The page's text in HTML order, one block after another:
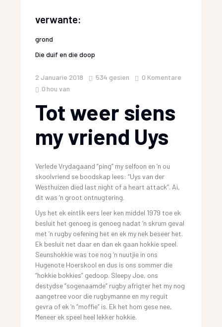
verwante:
grond
Die duif en die doop
2 Januarie 2018 534 gesien
0 Komentare
0 hou van
Tot weer siens
my vriend Uys
Verlede Vrydagaand “ping” my selfoon en ‘n ou
skoolvriend se boodskap lees: “Uys van der
Westhuizen died last night of a heart attack”. Ai,
dit was ‘n groot ontnugtering.
Uys het ek eintlik eers leer ken middel 1979 toe ek
besluit het genoeg is genoeg nadat ‘n skrum geval
met ‘n rugby oefening het en ek my nek beseer het.
Ek besluit net daar en dan ek gaan hokkie speel.
Seunshokkie was toe nog ‘n nuutjie in ons
Hugenote Hoerskool en dus is ons sommer die
“hokkie bokkies” gedoop. Sleepy Joe, ons
destydse “sogenaamde” rugby afrigter het my nog
aangetree voor die rugbymanne en my reguit
gevra of ek ‘n “moffie” is. Ek het hom gese nee,
Meneer ek speel heel lekker hokkie.